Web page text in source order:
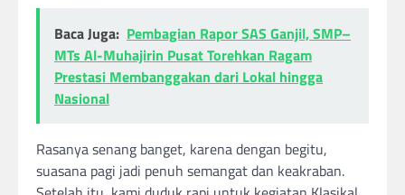
Baca Juga: Pembagian Rapor SAS Ganjil, SMP–
MTs Al-Muhajirin Pusat Torehkan Ragam
Prestasi Membanggakan dari Lokal hingga
Nasional
Rasanya senang banget, karena dengan begitu,
suasana pagi jadi penuh semangat dan keakraban.